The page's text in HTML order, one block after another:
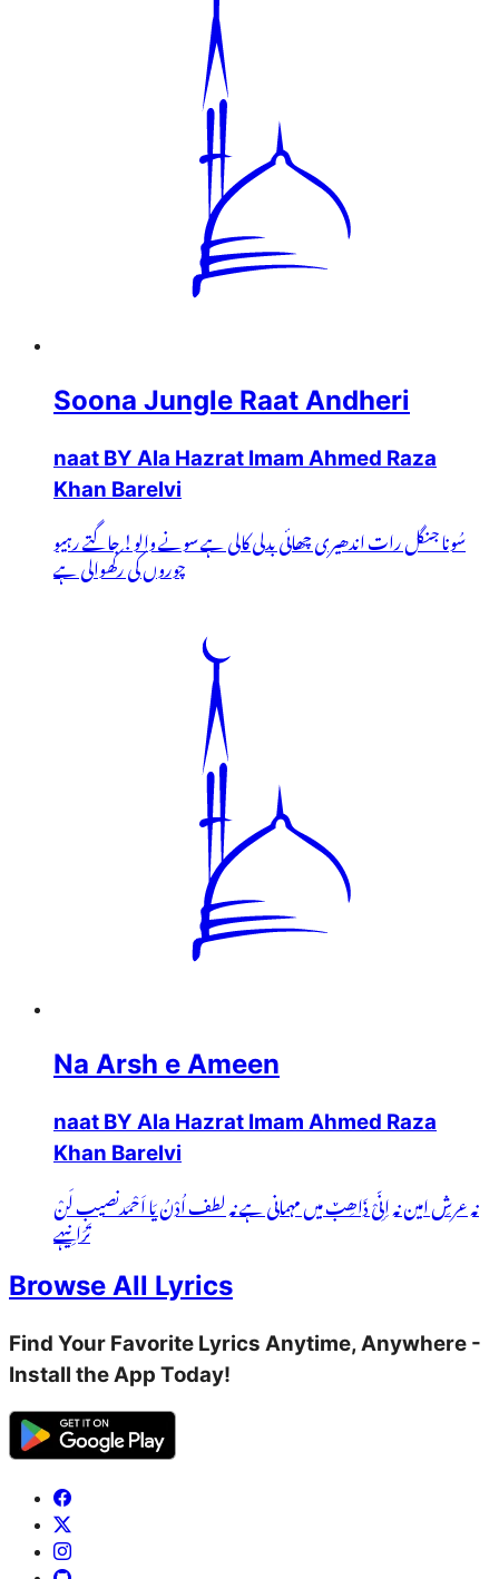
Soona Jungle Raat Andheri
naat BY Ala Hazrat Imam Ahmed Raza
Khan Barelvi
سُونا جنگل رات اندھیری چھائی بدلی کالی ہے سونے والو! جاگتے رہیو
چوروں کی رکھوالی ہے
Na Arsh e Ameen
naat BY Ala Hazrat Imam Ahmed Raza
Khan Barelvi
نہ عرشِ امین نہ اِنِّیْ ذَاھِبٌ میں مہمانی ہے نہ لطف اُدْنُ یَا اَحْمَدنصیب لَنْ
تَرَانِیہے
Browse All Lyrics
Find Your Favorite Lyrics Anytime, Anywhere -
Install the App Today!